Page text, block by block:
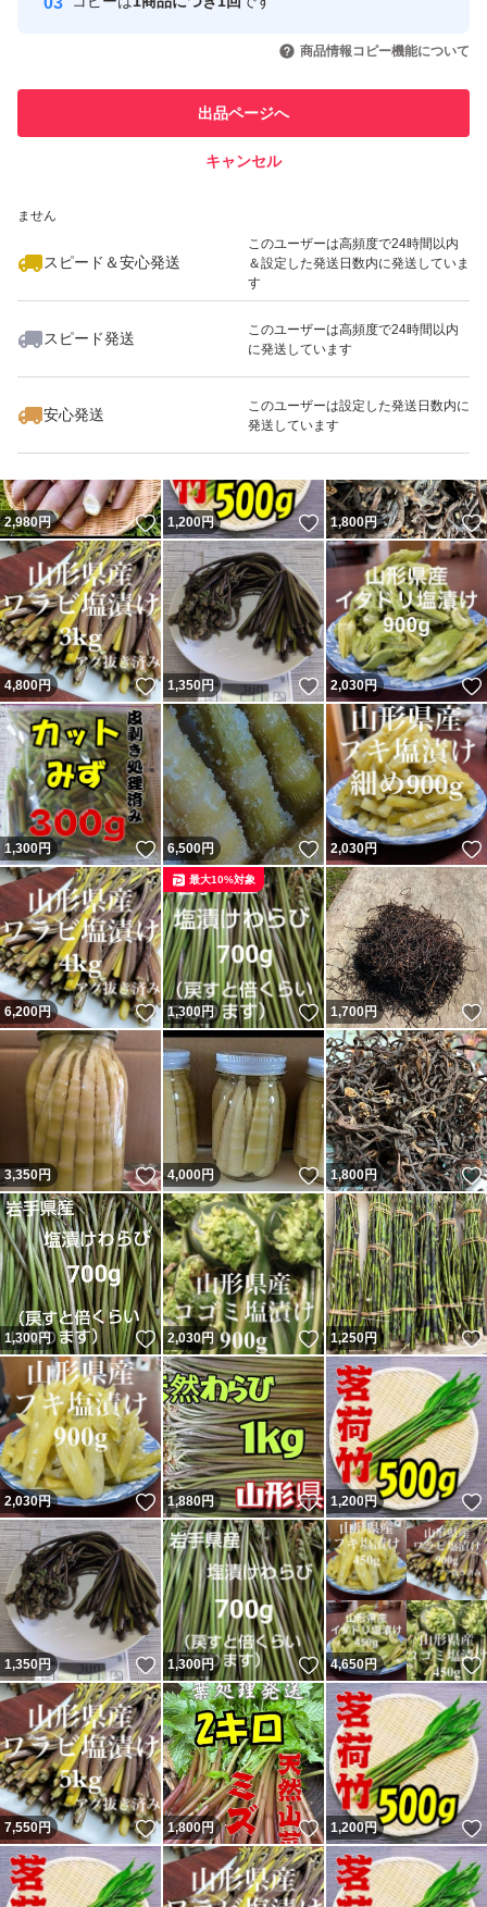
引を完了させた実績があります
での取引実績があります
ません
スピード＆安心発送
このユーザーは高頻度で24時間以内
＆設定した発送日数内に発送していま
す
スピード発送
このユーザーは高頻度で24時間以内
に発送しています
安心発送
このユーザーは設定した発送日数内に
発送しています
商品情報コピー機能について
出品ページへ
キャンセル
いいね！
1,100
2,980円 いいね！
1,200円 いいね！
1,800円
4,800円 いいね！
1,350円 いいね！
2,030円
1,300円 いいね！
6,500円 いいね！
2,030円
6,200円 いいね！
1,300円 いいね！
最大10%対象
1,700円
3,350円 いいね！
4,000円 いいね！
1,800円
1,300円 いいね！
2,030円 いいね！
1,250円
2,030円 いいね！
1,880円 いいね！
1,200円
1,350円 いいね！
1,300円 いいね！
4,650円
7,550円 いいね！
1,800円 いいね！
1,200円